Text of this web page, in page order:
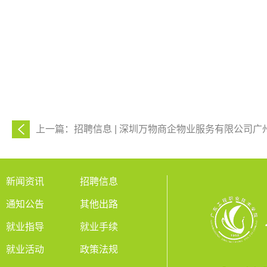
上一篇：招聘信息 | 深圳万物商企物业服务有限公司广
新闻资讯
通知公告
就业指导
就业活动
招聘信息
其他出路
就业手续
政策法规